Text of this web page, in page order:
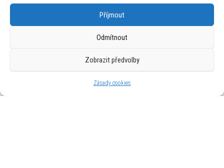
Příjmout
Odmítnout
Zobrazit předvolby
Zásady cookies
2 539Kč